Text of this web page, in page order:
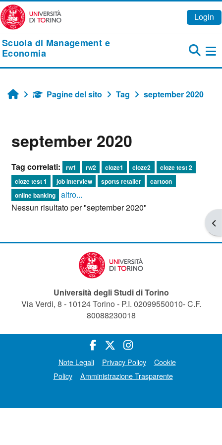
Vai al contenuto principale
Login
Scuola di Management e
Economia
HomePagine del sito Tag september 2020
september 2020
Tag correlati: rw1 rw2 cloze1 cloze2
cloze test 2
cloze test 1
job interview sports retailer
cartoon
online banking
altro...
Nessun risultato per "september 2020"
Università degli Studi di Torino
Via Verdi, 8 - 10124 Torino - P.I. 02099550010- C.F.
80088230018
Note Legali Privacy Policy
Cookie
Policy
Amministrazione Trasparente